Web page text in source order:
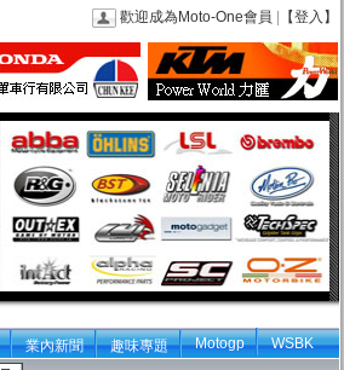
歡迎成為Moto-One會員 【登入】
業內新聞 趣味專題 Motogp WSBK